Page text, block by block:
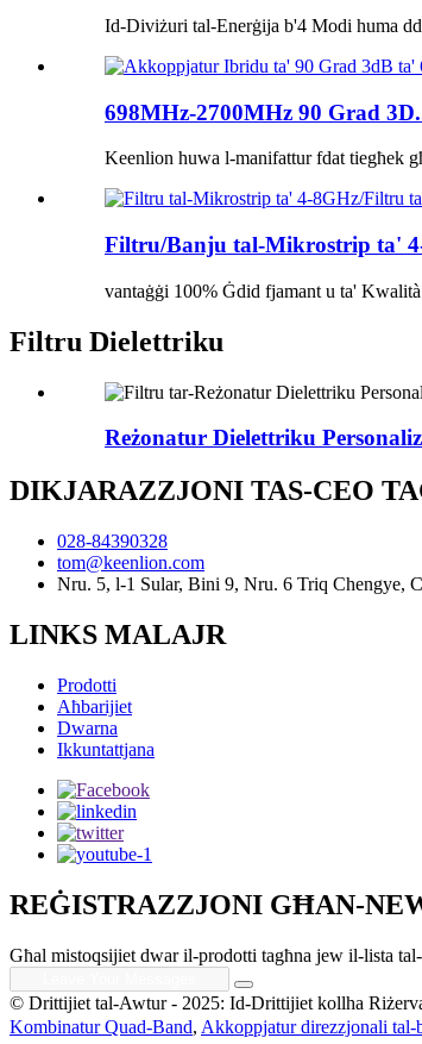
Id-Diviżuri tal-Enerġija b'4 Modi huma
698MHz-2700MHz 90 Grad
Keenlion huwa l-manifattur fdat tiegħek
Filtru/Banju tal-Mikrostrip ta'
vantaġġi 100% Ġdid fjamant u ta'
Filtru Dielettriku
Reżonatur Dielettriku
DIKJARAZZJONI TAS-CEO
028-84390328
tom@keenlion.com
Nru. 5, l-1 Sular, Bini 9, Nru. 6 Triq Chengye,
LINKS MALAJR
Prodotti
Aħbarijiet
Dwarna
Ikkuntattjana
REĠISTRAZZJONI GĦAN-
Għal mistoqsijiet dwar il-prodotti tagħna jew il-lista
© Drittijiet tal-Awtur - 2025: Id-Drittijiet kollha
Kombinatur Quad-Band, Akkoppjatur direzzjonali tal-